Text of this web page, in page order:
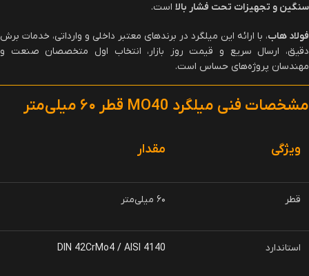
سنگین و تجهیزات تحت فشار بالا است.
فولاد هاب، با ارائه این میلگرد در برندهای معتبر داخلی و وارداتی، خدمات برش
دقیق، ارسال سریع و قیمت روز بازار، انتخاب اول متخصصان صنعت و
مهندسان پروژه‌های حساس است.
مشخصات فنی میلگرد قطر ۶۰ میلی‌متر
ویژگی مقدار
قطر ۶۰ میلی‌متر
استاندارد DIN 42CrMo4 / AISI 4140